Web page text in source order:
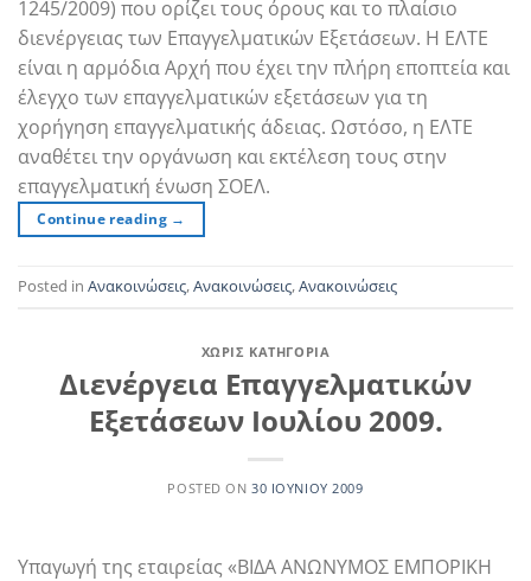
1245/2009) που ορίζει τους όρους και το πλαίσιο
διενέργειας των Eπαγγελματικών Eξετάσεων. Η ΕΛΤΕ
είναι η αρμόδια Αρχή που έχει την πλήρη εποπτεία και
έλεγχο των επαγγελματικών εξετάσεων για τη
χορήγηση επαγγελματικής άδειας. Ωστόσο, η ΕΛΤΕ
αναθέτει την οργάνωση και εκτέλεση τους στην
επαγγελματική ένωση ΣΟΕΛ.
Continue reading →
Posted in Ανακοινώσεις,Ανακοινώσεις,Ανακοινώσεις
ΧΩΡΊΣ ΚΑΤΗΓΟΡΊΑ
Διενέργεια Επαγγελματικών
Εξετάσεων Ιουλίου 2009.
POSTED ON30 ΙΟΥΝΊΟΥ 2009
Υπαγωγή της εταιρείας «ΒΙΔΑ ΑΝΩΝΥΜΟΣ ΕΜΠΟΡΙΚΗ